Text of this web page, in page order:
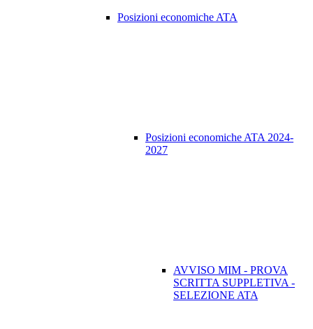
Posizioni economiche ATA
Posizioni economiche ATA 2024-
2027
AVVISO MIM - PROVA
SCRITTA SUPPLETIVA -
SELEZIONE ATA